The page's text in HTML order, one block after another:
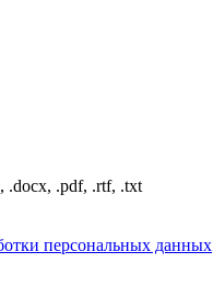
.pdf, .rtf, .txt
персональных данных